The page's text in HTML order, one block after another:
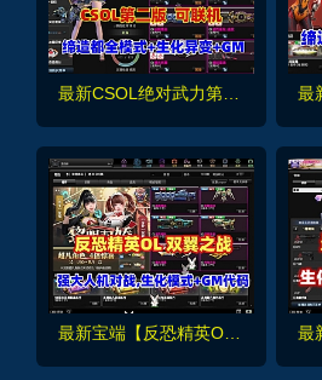
最新CSOL绝对武力第二版，缔造者模式,生化S异变等模式+可联机+GM命令及使用教程